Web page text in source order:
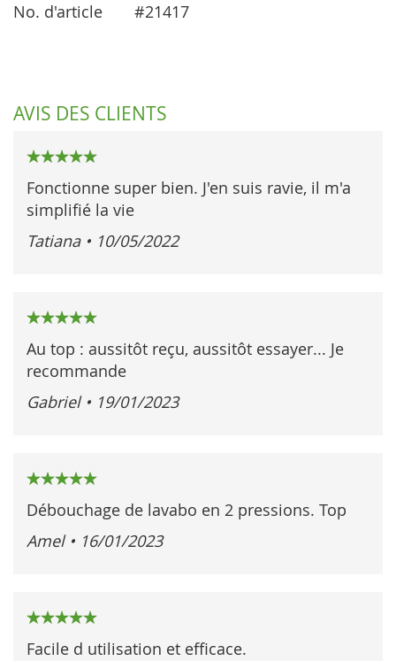
No. d'article
#21417
AVIS DES CLIENTS
100%
Fonctionne super bien. J'en suis ravie, il m'a
simplifié la vie
Tatiana • 10/05/2022
100%
Au top : aussitôt reçu, aussitôt essayer... Je
recommande
Gabriel • 19/01/2023
100%
Débouchage de lavabo en 2 pressions. Top
Amel • 16/01/2023
100%
Facile d utilisation et efficace.